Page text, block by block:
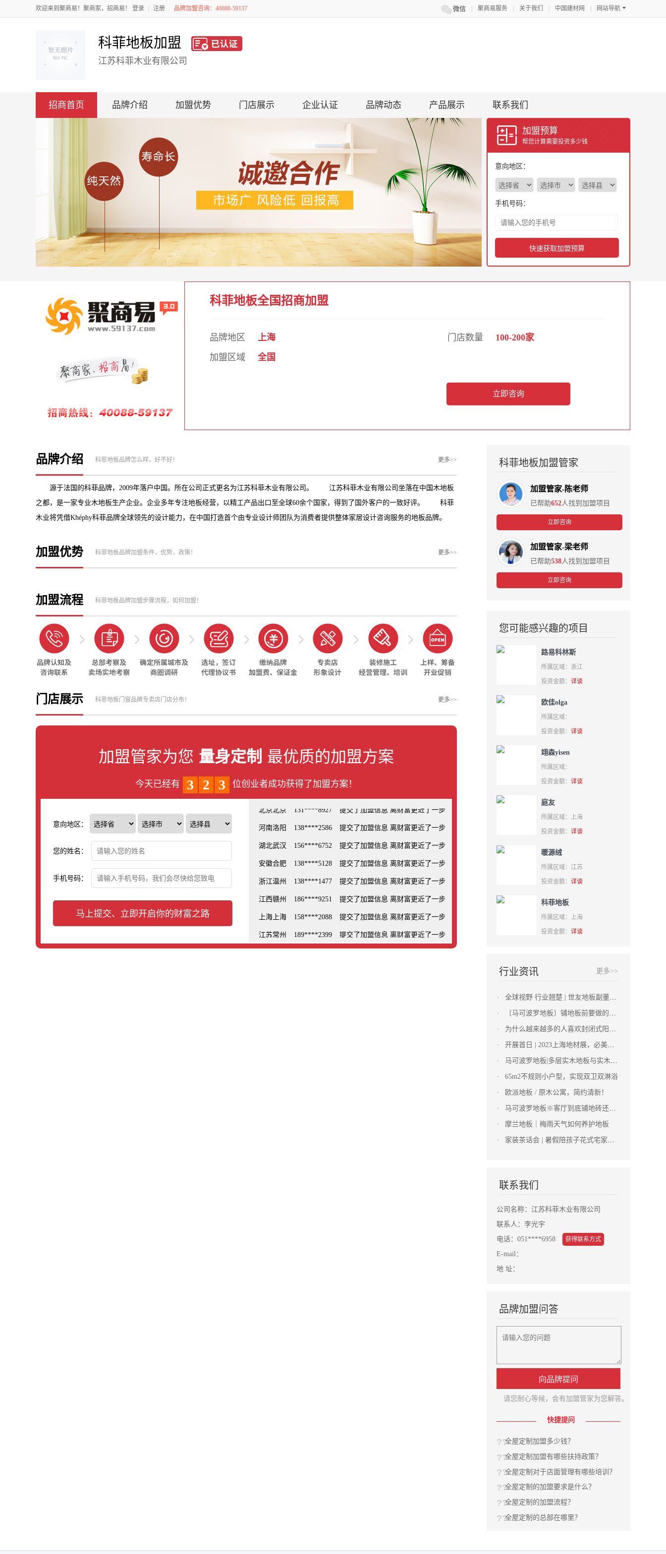
欢迎来到聚商易！聚商家，招商易！ 登录 注册 品牌加盟咨询：40088-59137 微信 聚商易服务 关于我们 中国建材网 网站导航
科菲地板加盟
江苏科菲木业有限公司
招商首页 品牌介绍 加盟优势 门店展示 企业认证 品牌动态 产品展示 联系我们
加盟预算
帮您计算需要投资多少钱
意向地区：
手机号码：
快速获取加盟预算
科菲地板全国招商加盟
品牌地区 上海 门店数量
100-200家
加盟区域
全国
立即咨询
品牌介绍 科菲地板品牌怎么样，好不好！ 更多>>
源于法国的科菲品牌，2009年落户中国。所在公司正式更名为江苏科菲木业有限公司。 江苏科菲木业有限公司坐落在中国木地板
之都，是一家专业木地板生产企业。企业多年专注地板经营，以精工产品出口至全球60余个国家，得到了国外客户的一致好评。 科菲
木业将凭借Khéphy科菲品牌全球领先的设计能力，在中国打造首个由专业设计师团队为消费者提供整体家居设计咨询服务的地板品牌。
加盟优势 科菲地板品牌加盟条件，优势，政策！ 更多>>
加盟流程 科菲地板品牌加盟步骤流程，如何加盟！
门店展示 科菲地板门窗品牌专卖店门店分布！ 更多>>
加盟管家为您 量身定制 最优质的加盟方案
今天已经有 3 2 3 位创业者成功获得了加盟方案！
意向地区：
您的姓名：
手机号码：
马上提交、立即开启你的财富之路
上海上海 158****2088 提交了加盟信息 离财富更近了一步
科菲地板加盟管家
加盟管家-陈老师
已帮助652人找到加盟项目
立即咨询
加盟管家-梁老师
已帮助538人找到加盟项目
立即咨询
您可能感兴趣的项目
路易科林斯
所属区域：浙江
投资金额： 详谈
欧佳olga
所属区域：
投资金额： 详谈
翊森yisen
所属区域：
投资金额： 详谈
庭友
所属区域：上海
投资金额： 详谈
暖源绒
所属区域：江苏
投资金额： 详谈
科菲地板
所属区域：上海
投资金额： 详谈
行业资讯 更多>>
全球视野 行业翘楚 | 世友地板副董事长顾梓生先生荣 获“中国林产工业特殊贡献奖”
〔马可波罗地板〕铺地板前要做的准备工作有哪些？
为什么越来越多的人喜欢封闭式阳台，看完就知道答案了！
开展首日 | 2023上海地材展，必美地板引 领地板潮流新趋势！
马可波罗地板|多层实木地板与实木地板有什么区别？
65m2不规则小户型，实现双卫双淋浴
欧派地板 / 原木公寓，简约清新！
马可波罗地板※客厅到底铺地砖还是木地板？看完这几个对比分析！
摩兰地板｜梅雨天气如何养护地板
家装茶话会 | 暑假陪孩子花式宅家太舒适了，简直都不想出门了
联系我们
公司名称：江苏科菲木业有限公司
联系人：李光宇
电话：051****6958
获得联系方式
E-mail：
地 址：
品牌加盟问答
向品牌提问
请您耐心等候，会有加盟管家为您解答。
快捷提问
全屋定制加盟多少钱？
全屋定制加盟有哪些扶持政策？
全屋定制对于店面管理有哪些培训？
全屋定制的加盟要求是什么？
全屋定制的加盟流程？
全屋定制的总部在哪里？